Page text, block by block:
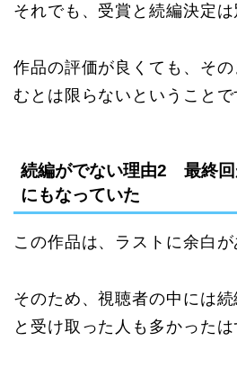
それでも、受賞と続編決定は
作品の評価が良くても、そ
むとは限らないということで
続編がでない理由2 最終回
にもなっていた
この作品は、ラストに余白が
そのため、視聴者の中には
と受け取った人も多かったは